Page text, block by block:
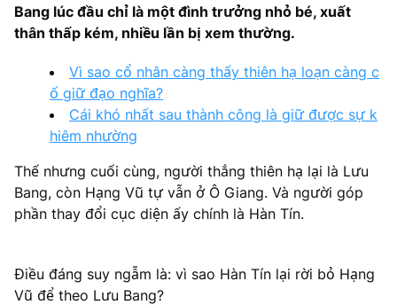
Bang lúc đầu chỉ là một đình trưởng nhỏ bé, xuất
thân thấp kém, nhiều lần bị xem thường.
Vì sao cổ nhân càng thấy thiên hạ loạn càng c
ố giữ đạo nghĩa?
Cái khó nhất sau thành công là giữ được sự k
hiêm nhường
Thế nhưng cuối cùng, người thắng thiên hạ lại là Lưu
Bang, còn Hạng Vũ tự vẫn ở Ô Giang. Và người góp
phần thay đổi cục diện ấy chính là Hàn Tín.
Điều đáng suy ngẫm là: vì sao Hàn Tín lại rời bỏ Hạng
Vũ để theo Lưu Bang?